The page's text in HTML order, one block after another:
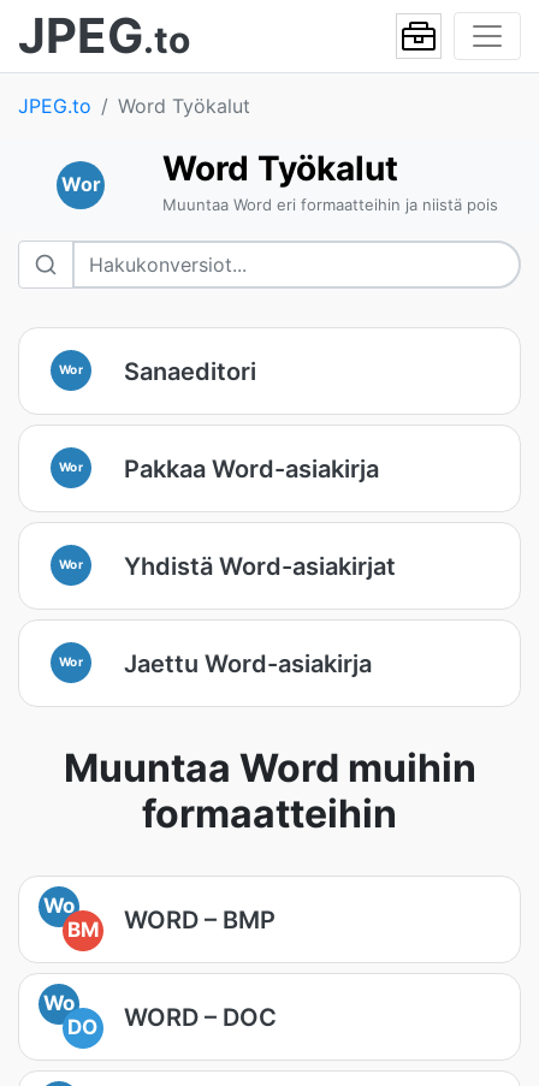
JPEG.to
JPEG.to Word Työkalut
Wor Word Työkalut
Muuntaa Word eri formaatteihin ja niistä pois
Wor Sanaeditori
Wor Pakkaa Word-asiakirja
Wor Yhdistä Word-asiakirjat
Wor Jaettu Word-asiakirja
Muuntaa Word muihin
formaatteihin
Wo
BM
WORD – BMP
Wo
DO
WORD – DOC